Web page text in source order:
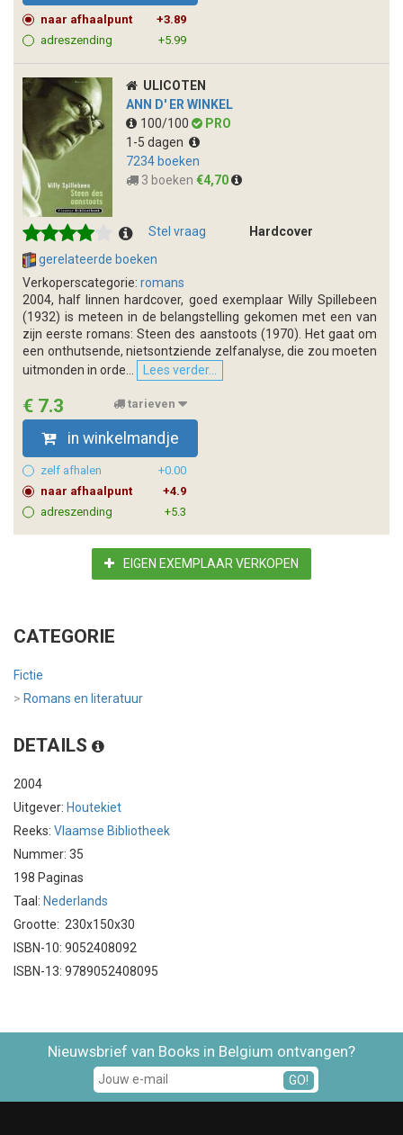
naar afhaalpunt
+3.89
adreszending
+5.99
ULICOTEN
ANN D' ER WINKEL
100/100
PRO
1-5 dagen
7234 boeken
3 boeken €4,70
Stel vraag
Hardcover
gerelateerde boeken
Verkoperscategorie: romans
2004, half linnen hardcover, goed exemplaar Willy Spillebeen
(1932) is meteen in de belangstelling gekomen met een van
zijn eerste romans: Steen des aanstoots (1970). Het gaat om
een onthutsende, nietsontziende zelfanalyse, die zou moeten
uitmonden in orde...
Lees verder...
€ 7.3 tarieven
in winkelmandje
zelf afhalen
+0.00
naar afhaalpunt
+4.9
adreszending
+5.3
EIGEN EXEMPLAAR VERKOPEN
CATEGORIE
Fictie
> Romans en literatuur
DETAILS
2004
Uitgever: Houtekiet
Reeks: Vlaamse Bibliotheek
Nummer: 35
198 Paginas
Taal: Nederlands
Grootte: 230x150x30
ISBN-10: 9052408092
ISBN-13: 9789052408095
Nieuwsbrief van Books in Belgium ontvangen?
GO!